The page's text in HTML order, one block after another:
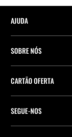
AJUDA
Localiza a tua
Localizador de pontos
Preferências de cookies
SOBRE NÓS
Empresa
Company Profile
CARTÃO OFERTA
Compra de Cartão
SEGUE-NOS